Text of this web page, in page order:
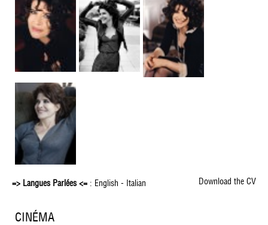
=> Langues Parlées <= : English - Italian Download the CV
CINÉMA